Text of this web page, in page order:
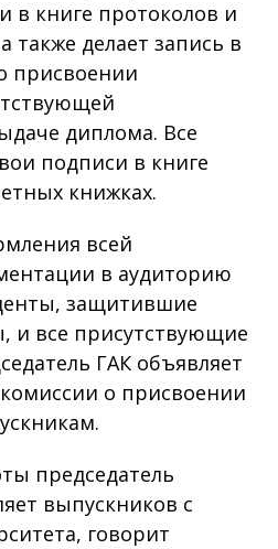
в книге протоколов и
также делает запись в
присвоении
диплома. Все
подписи в книге
книжках.
всей
в аудиторию
защитившие
и все присутствующие
ГАК объявляет
о присвоении
председатель
выпускников с
говорит